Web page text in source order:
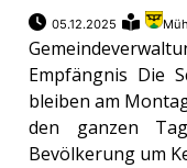
05.12.2025
Empfängnis Die
bleiben am
den ganzen
Bevölkerung um